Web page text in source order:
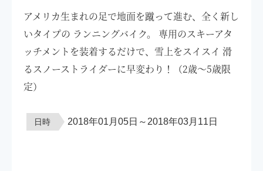
アメリカ生まれの足で地面を蹴って進む、全く新し
いタイプの ランニングバイク。 専用のスキーアタ
ッチメントを装着するだけで、雪上をスイスイ 滑
るスノーストライダーに早変わり！（2歳～5歳限
定）
日時 2018年01月05日～2018年03月11日